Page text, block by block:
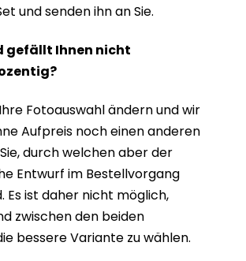
und senden ihn an Sie.
gefällt Ihnen nicht
Fotoauswahl ändern und wir
Aufpreis noch einen anderen
durch welchen aber der
Entwurf im Bestellvorgang
Es ist daher nicht möglich,
zwischen den beiden
bessere Variante zu wählen.